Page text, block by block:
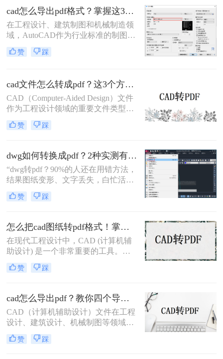
是最佳选择。此时，PDF（便携式文
档格式）以其跨平台、格式固定、易
于查看且体积小巧的优势，成为分享
和归档图纸的首选。
cad怎么导出pdf格式？掌握这3招就够了！
在工程设计、建筑制图和机械制造领
域，AutoCAD作为行业标准的制图软
件，其生成的DWG文件是工作的核
心。然而，在文件交付、图纸审查、
的特性，成为了无可替代的交换媒
介。掌握在AutoCAD中高效、高质量
地导出PDF，是每一位CAD用户的必
备技能。那么cad怎么导出pdf格式
呢？
赞 踩
cad文件怎么转成pdf？这3个方法可以一试！
CAD（Computer-Aided Design）文件
作为工程设计领域的重要文件类型，
经常需要转换为PDF（Portable
Document Format）格式以便于共享、
pdf呢？本文将介绍三种将CAD文件
转换为PDF的高效方法。
赞 踩
dwg如何转换成pdf？2种实测有效技巧，精准无损告别格式混乱！
“dwg转pdf？90%的人还在用错方法，
结果图纸变形、文字丢失，白忙活一
整天！”在IT、设计与工程领域，dwg
文件转pdf是职场日常刚需。但你是否
糊、甚至关键标注消失？根据行业调
研，超70%的办公人群因转换工具不
靠谱，每天浪费15分钟以上处理格式
问题。
赞 踩
怎么把cad图纸转pdf格式！掌握这3种方法就可以
在现代工程设计中，CAD (计算机辅
助设计) 是一个非常重要的工具。
CAD软件允许工程师们创建准确且详
细的图纸，以便进行设计和分析。然
转换为PDF格式，以便与他人共享或
打印。现在让我们来探讨一下怎么把
cad图纸转pdf格式。
赞 踩
cad怎么导出pdf？教你四个导出方法！
CAD（计算机辅助设计）文件在工程
设计、建筑设计、机械制图等领域中
扮演着重要角色。有时，我们需要将
这些CAD文件导出为PDF格式，以便
赞 踩